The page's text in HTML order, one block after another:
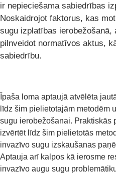
ir nepieciešama sabiedrības
Noskaidrojot faktorus, kas
sugu izplatības
pilnveidot normatīvos aktus,
sabiedrību.
Īpaša loma aptaujā atvēlēta
līdz šim pielietotajām metodēm
sugu ierobežošanai. Praktiskās
izvērtēt līdz šim pielietotās
invazīvo sugu izskaušanas
Aptauja arī kalpos kā ierosme
invazīvo augu sugu